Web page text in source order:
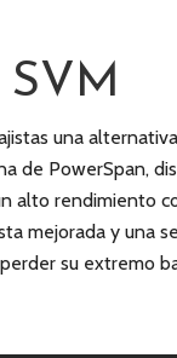
SVM
una
de PowerSpan,
alto rendimiento
mejorada y una
su extremo